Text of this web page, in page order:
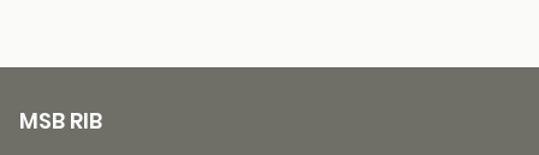
MSB RIB